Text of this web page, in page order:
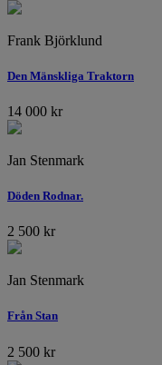
Frank Björklund
Den Mänskliga Traktorn
14 000 kr
Jan Stenmark
Döden Rodnar.
2 500 kr
Jan Stenmark
Från Stan
2 500 kr